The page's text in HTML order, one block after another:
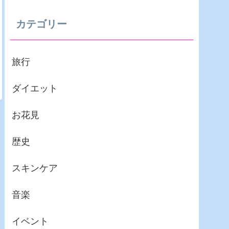
カテゴリー
旅行
ダイエット
お花見
歴史
スキンケア
音楽
イベント